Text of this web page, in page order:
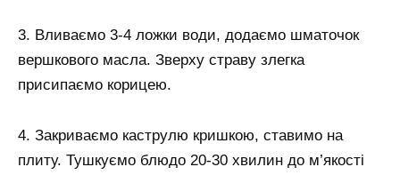
3. Вливаємо 3-4 ложки води, додаємо шматочок
вершкового масла. Зверху страву злегка
присипаємо корицею.
4. Закриваємо каструлю кришкою, ставимо на
плиту. Тушкуємо блюдо 20-30 хвилин до м’якості